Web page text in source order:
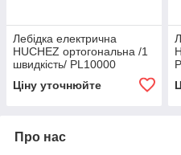
Лебідка електрична
HUCHEZ ортогональна /1
швидкість/ PL10000
Ціну уточнюйте
Про нас